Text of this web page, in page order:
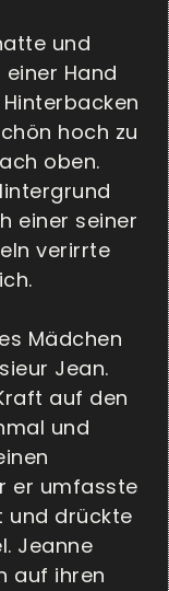
und
Hand
hoch zu
oben.
einer seiner
verirrte
Mädchen
Jean.
auf den
und
er umfasste
und drückte
Jeanne
auf ihren